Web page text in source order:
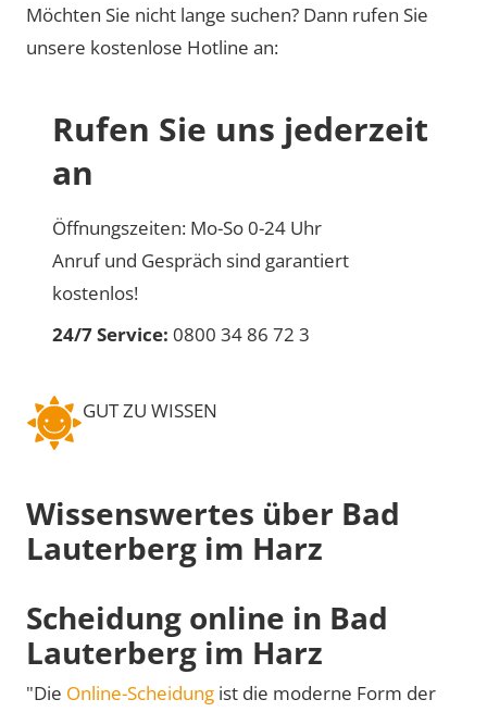
Möchten Sie nicht lange suchen? Dann rufen Sie
unsere kostenlose Hotline an:
Rufen Sie uns jederzeit
an
Öffnungszeiten: Mo-So 0-24 Uhr
Anruf und Gespräch sind garantiert
kostenlos!
24/7 Service: 0800 34 86 72 3
GUT ZU WISSEN
Wissenswertes über Bad
Lauterberg im Harz
Scheidung online in Bad
Lauterberg im Harz
"Die Online-Scheidung ist die moderne Form der